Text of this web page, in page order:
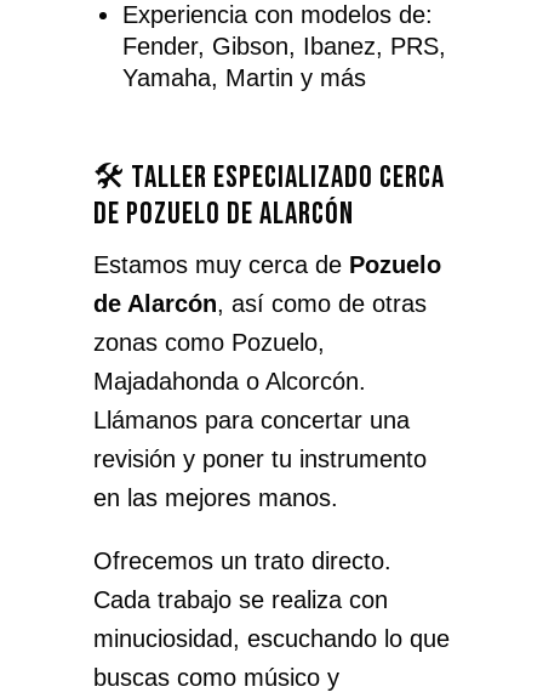
Experiencia con modelos de:
Fender, Gibson, Ibanez, PRS,
Yamaha, Martin y más
🛠️ Taller especializado cerca
de Pozuelo de Alarcón
Estamos muy cerca de Pozuelo
de Alarcón, así como de otras
zonas como Pozuelo,
Majadahonda o Alcorcón.
Llámanos para concertar una
revisión y poner tu instrumento
en las mejores manos.
Ofrecemos un trato directo.
Cada trabajo se realiza con
minuciosidad, escuchando lo que
buscas como músico y